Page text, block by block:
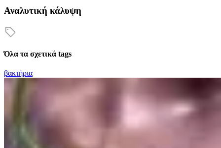
Αναλυτική κάλυψη
Όλα τα σχετικά tags
βακτήρια